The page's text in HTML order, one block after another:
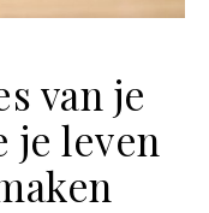
van je
je leven